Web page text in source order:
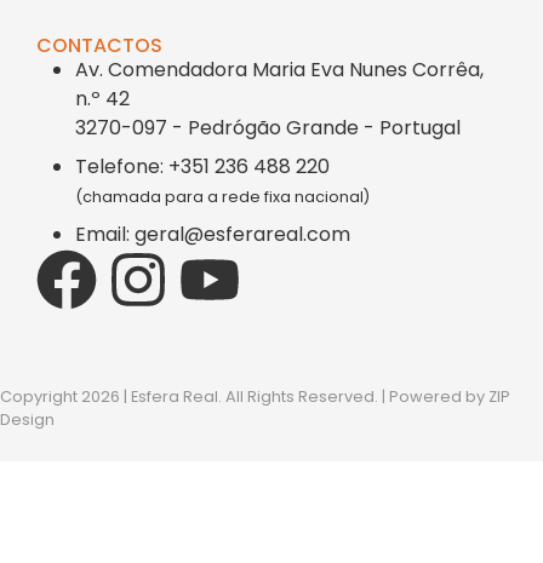
CONTACTOS
Av. Comendadora Maria Eva Nunes Corrêa,
n.º 42
3270-097 - Pedrógão Grande - Portugal
Telefone: +351 236 488 220
(chamada para a rede fixa nacional)
Email: geral@esferareal.com
Copyright 2026 | Esfera Real. All Rights Reserved. | Powered by ZIP
Design